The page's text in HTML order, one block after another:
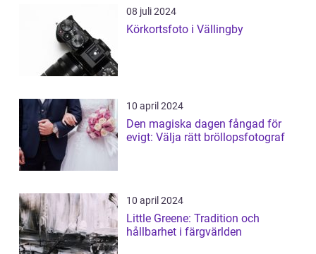
08 juli 2024
Körkortsfoto i Vällingby
10 april 2024
Den magiska dagen fångad för
evigt: Välja rätt bröllopsfotograf
10 april 2024
Little Greene: Tradition och
hållbarhet i färgvärlden